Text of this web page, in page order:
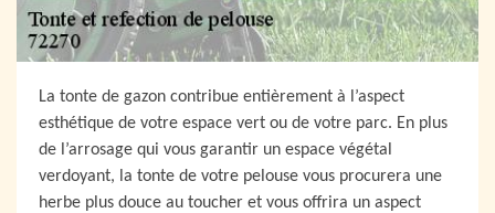
La tonte de gazon contribue entièrement à l’aspect
esthétique de votre espace vert ou de votre parc. En plus
de l’arrosage qui vous garantir un espace végétal
verdoyant, la tonte de votre pelouse vous procurera une
herbe plus douce au toucher et vous offrira un aspect